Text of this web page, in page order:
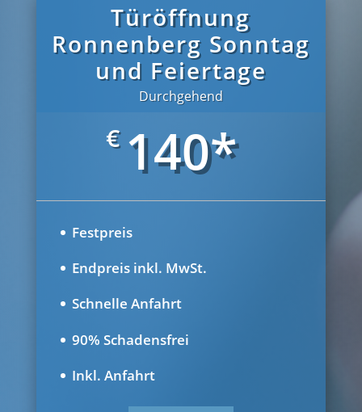
Türöffnung
Ronnenberg Sonntag
und Feiertage
Durchgehend
€ 140*
Festpreis
Endpreis inkl. MwSt.
Schnelle Anfahrt
90% Schadensfrei
Inkl. Anfahrt